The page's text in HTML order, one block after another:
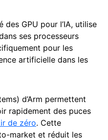
des GPU pour l’IA, utilise
ses processeurs
pour les
artificielle dans les
d’Arm permettent
rapidement des puces
de zéro. Cette
market et réduit les